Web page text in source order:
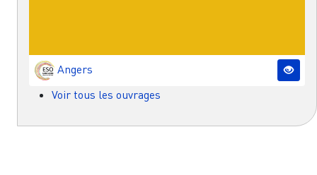
Angers
Voir tous les ouvrages